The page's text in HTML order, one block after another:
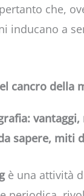
che,
inducano a
cancro della
vantaggi,
sapere, miti
è una attività